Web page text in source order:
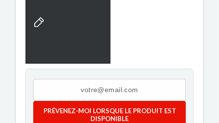
PRÉVENEZ-MOI LORSQUE LE PRODUIT EST
DISPONIBLE